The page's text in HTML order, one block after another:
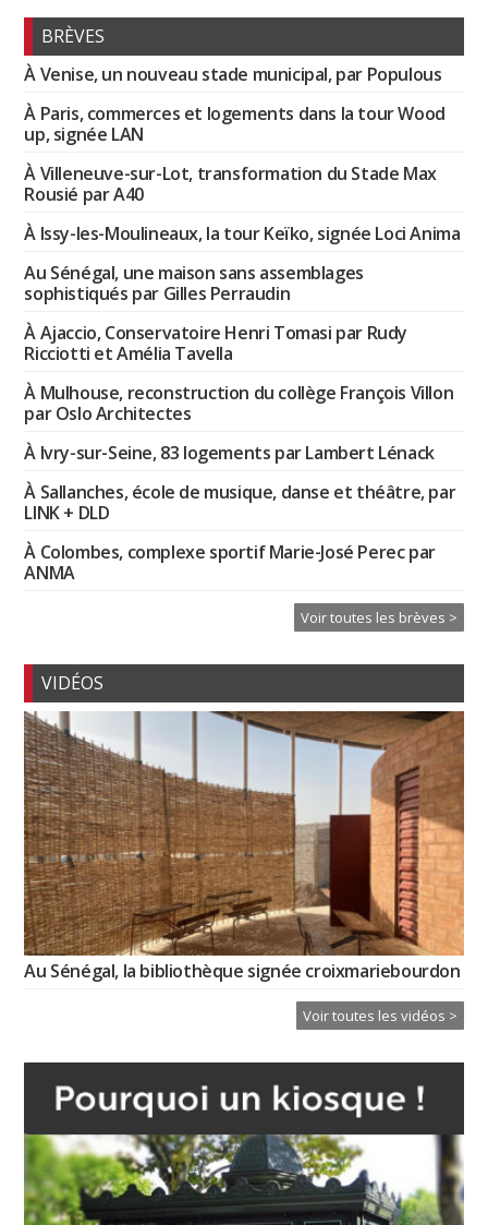
BRÈVES
À Venise, un nouveau stade municipal, par Populous
À Paris, commerces et logements dans la tour Wood
up, signée LAN
À Villeneuve-sur-Lot, transformation du Stade Max
Rousié par A40
À Issy-les-Moulineaux, la tour Keïko, signée Loci Anima
Au Sénégal, une maison sans assemblages
sophistiqués par Gilles Perraudin
À Ajaccio, Conservatoire Henri Tomasi par Rudy
Ricciotti et Amélia Tavella
À Mulhouse, reconstruction du collège François Villon
par Oslo Architectes
À Ivry-sur-Seine, 83 logements par Lambert Lénack
À Sallanches, école de musique, danse et théâtre, par
LINK + DLD
À Colombes, complexe sportif Marie-José Perec par
ANMA
Voir toutes les brèves >
VIDÉOS
Au Sénégal, la bibliothèque signée croixmariebourdon
Voir toutes les vidéos >